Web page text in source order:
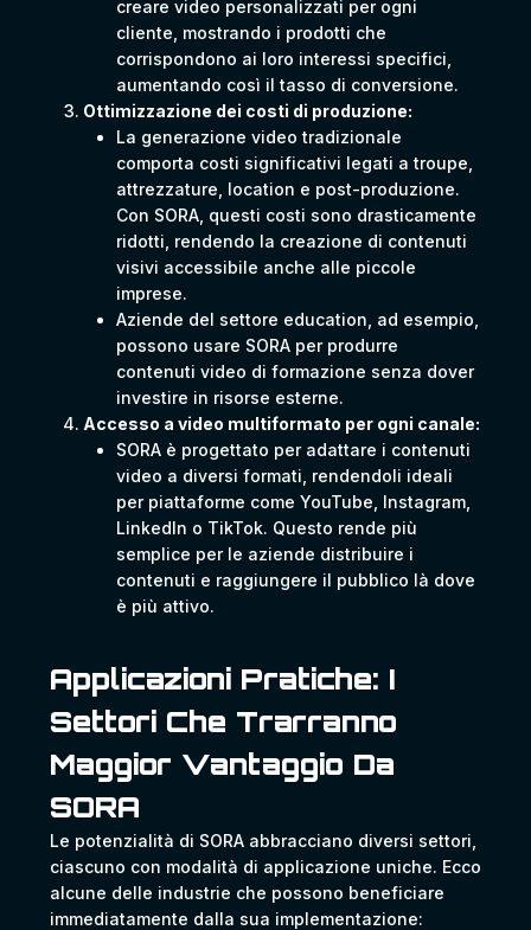
creare video personalizzati per ogni
cliente, mostrando i prodotti che
corrispondono ai loro interessi specifici,
aumentando così il tasso di conversione.
Ottimizzazione dei costi di produzione:
La generazione video tradizionale
comporta costi significativi legati a troupe,
attrezzature, location e post-produzione.
Con SORA, questi costi sono drasticamente
ridotti, rendendo la creazione di contenuti
visivi accessibile anche alle piccole
imprese.
Aziende del settore education, ad esempio,
possono usare SORA per produrre
contenuti video di formazione senza dover
investire in risorse esterne.
Accesso a video multiformato per ogni canale:
SORA è progettato per adattare i contenuti
video a diversi formati, rendendoli ideali
per piattaforme come YouTube, Instagram,
LinkedIn o TikTok. Questo rende più
semplice per le aziende distribuire i
contenuti e raggiungere il pubblico là dove
è più attivo.
Applicazioni Pratiche: I
Settori Che Trarranno
Maggior Vantaggio Da
SORA
Le potenzialità di SORA abbracciano diversi settori,
ciascuno con modalità di applicazione uniche. Ecco
alcune delle industrie che possono beneficiare
immediatamente dalla sua implementazione: